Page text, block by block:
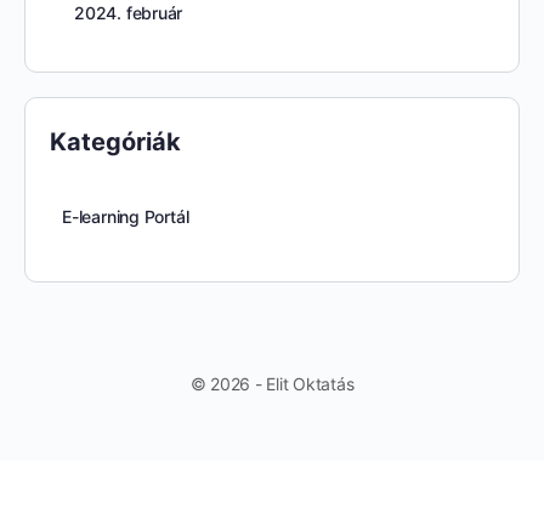
2024. február
Kategóriák
E-learning Portál
© 2026 - Elit Oktatás